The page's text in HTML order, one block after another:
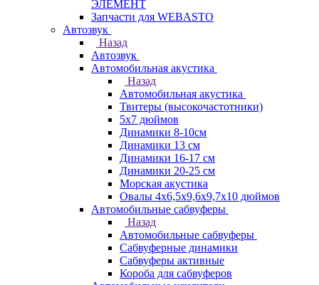
ЭЛЕМЕНТ
Запчасти для WEBASTO
Автозвук
Назад
Автозвук
Автомобильная акустика
Назад
Автомобильная акустика
Твитеры (высокочастотники)
5x7 дюймов
Динамики 8-10см
Динамики 13 см
Динамики 16-17 см
Динамики 20-25 см
Морская акустика
Овалы 4х6,5х9,6x9,7х10 дюймов
Автомобильные сабвуферы
Назад
Автомобильные сабвуферы
Сабвуферные динамики
Сабвуферы активные
Короба для сабвуферов